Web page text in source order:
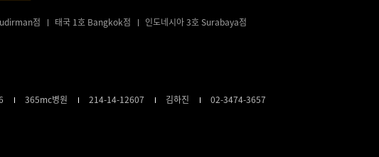
점 태국 1호 Bangkok점 인도네시아 3호 Surabaya점
365mc병원 214-14-12607 김하진 02-3474-3657